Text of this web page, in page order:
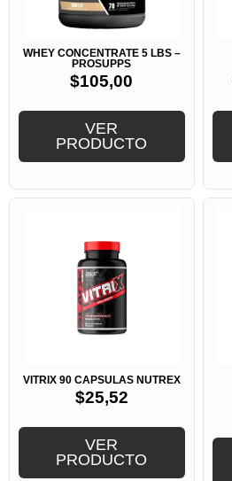
WHEY CONCENTRATE 5 LBS –
PROSUPPS
$105,00
VER
PRODUCTO
VITRIX 90 CAPSULAS NUTREX
$25,52
VER
PRODUCTO